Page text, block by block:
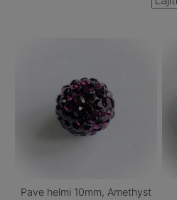
Pave helmi 10mm, Amethyst